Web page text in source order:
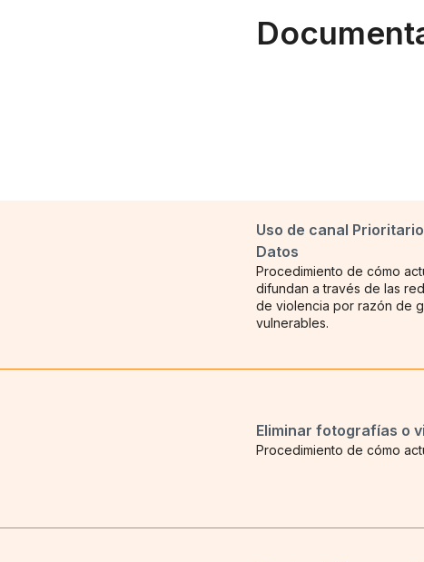
Uso de canal
Datos
Procedimiento de cómo
difundan a través de las
de violencia por razón de
vulnerables.
Eliminar fotografías o
Procedimiento de cómo